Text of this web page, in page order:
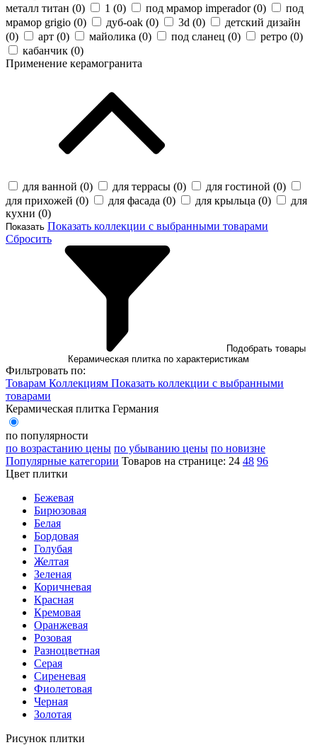
металл титан (0) 1 (0) под мрамор imperador (0)
под
мрамор grigio (0) дуб-oak (0) 3d (0)
детский дизайн
(0) арт (0) майолика (0) под сланец (0) ретро (0)
кабанчик (0)
Применение керамогранита
для ванной (0) для террасы (0) для гостиной (0)
для прихожей (0) для фасада (0) для крыльца (0)
для
кухни (0)
Показать Показать коллекции с выбранными товарами
Сбросить
Керамическая плитка по характеристикам
Фильтровать по:
Товарам Коллекциям Показать коллекции с выбранными
товарами
Керамическая плитка Германия
по популярности
по возрастанию цены по убыванию цены по новизне
Популярные категории Товаров на странице: 24 48 96
Цвет плитки
Бежевая
Бирюзовая
Белая
Бордовая
Голубая
Желтая
Зеленая
Коричневая
Красная
Кремовая
Оранжевая
Розовая
Разноцветная
Серая
Сиреневая
Фиолетовая
Черная
Золотая
Рисунок плитки